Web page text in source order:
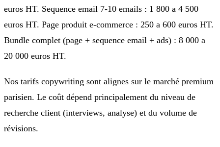
euros HT. Sequence email 7-10 emails : 1 800 a 4 500
euros HT. Page produit e-commerce : 250 a 600 euros HT.
Bundle complet (page + sequence email + ads) : 8 000 a
20 000 euros HT.
Nos tarifs copywriting sont alignes sur le marché premium
parisien. Le coût dépend principalement du niveau de
recherche client (interviews, analyse) et du volume de
révisions.